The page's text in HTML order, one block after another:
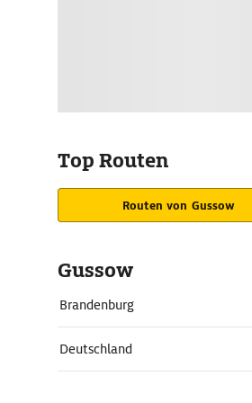
Top Routen
Routen von Gussow
Gussow
Brandenburg
Deutschland